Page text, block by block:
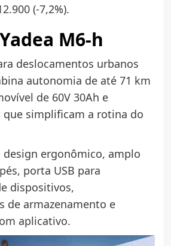
(-7,2%).
M6-h
deslocamentos urbanos
autonomia de até 71 km
de 60V 30Ah e
simplificam a rotina do
ergonômico, amplo
porta USB para
dispositivos,
de armazenamento e
aplicativo.